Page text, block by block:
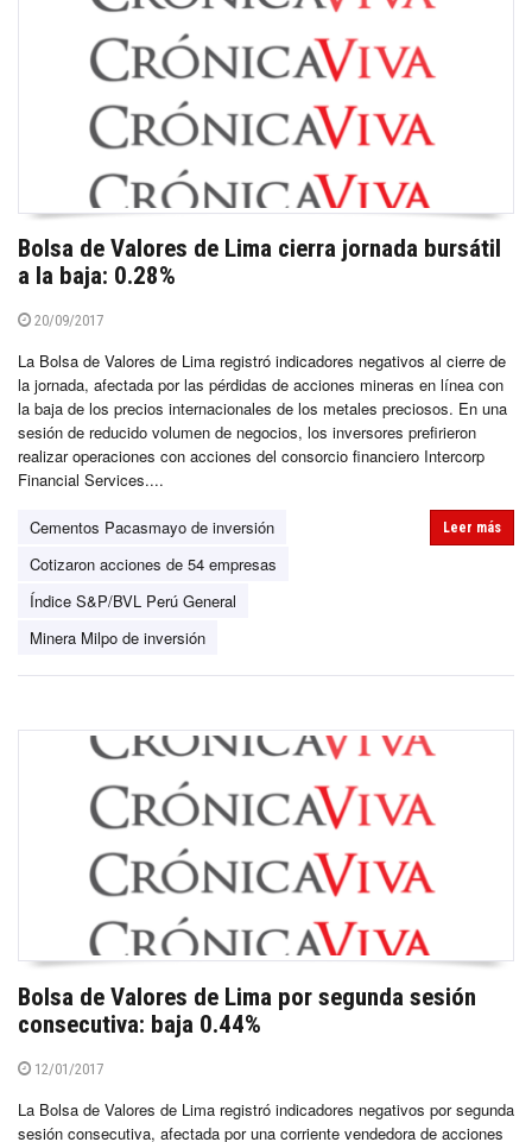
Bolsa de Valores de Lima cierra jornada bursátil
a la baja: 0.28%
20/09/2017
La Bolsa de Valores de Lima registró indicadores negativos al cierre de
la jornada, afectada por las pérdidas de acciones mineras en línea con
la baja de los precios internacionales de los metales preciosos. En una
sesión de reducido volumen de negocios, los inversores prefirieron
realizar operaciones con acciones del consorcio financiero Intercorp
Financial Services....
Cementos Pacasmayo de inversión
Cotizaron acciones de 54 empresas
Índice S&P/BVL Perú General
Minera Milpo de inversión
Leer más
Bolsa de Valores de Lima por segunda sesión
consecutiva: baja 0.44%
12/01/2017
La Bolsa de Valores de Lima registró indicadores negativos por segunda
sesión consecutiva, afectada por una corriente vendedora de acciones